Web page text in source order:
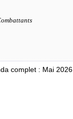
complet : Mai 2026